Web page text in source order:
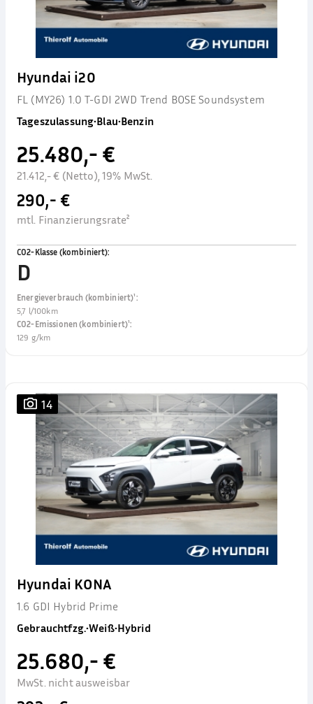
Hyundai i20
FL (MY26) 1.0 T-GDI 2WD Trend BOSE Soundsystem
Tageszulassung•Blau•Benzin
25.480,- €
21.412,- € (Netto), 19% MwSt.
290,- €
mtl. Finanzierungsrate²
CO2-Klasse (kombiniert):
D
Energieverbrauch (kombiniert)¹:
5,7 l/100km
CO2-Emissionen (kombiniert)¹:
129 g/km
14
Hyundai KONA
1.6 GDI Hybrid Prime
Gebrauchtfzg.•Weiß•Hybrid
25.680,- €
MwSt. nicht ausweisbar